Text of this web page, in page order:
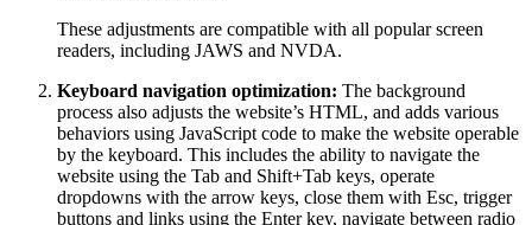
These adjustments are compatible with all popular screen
readers, including JAWS and NVDA.
Keyboard navigation optimization: The background
process also adjusts the website’s HTML, and adds various
behaviors using JavaScript code to make the website operable
by the keyboard. This includes the ability to navigate the
website using the Tab and Shift+Tab keys, operate
dropdowns with the arrow keys, close them with Esc, trigger
buttons and links using the Enter key, navigate between radio